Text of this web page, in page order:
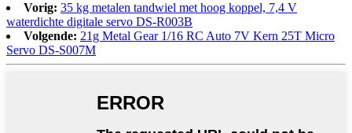
Vorig: 35 kg metalen tandwiel met hoog koppel, 7,4 V
waterdichte digitale servo DS-R003B
Volgende: 21g Metal Gear 1/16 RC Auto 7V Kern 25T Micro
Servo DS-S007M